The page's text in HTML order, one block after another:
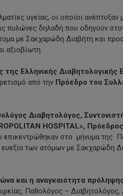
υγείας, οι οποίοι ανέπτυξαν
πυλώνες δηλαδή που οδηγούν
με Σακχαρώδη Διαβήτη και
αξιοβίωτη.
Ελληνικής Διαβητολογικής
από την Πρόεδρο του
Διαβητολόγος,
HOSPITAL»,
επικεντρώθηκαν στο μήνυμα της
των ατόμων με Σακχαρώδη
και η αναγκαιότητα
Παθολόγος – Διαβητολόγος,